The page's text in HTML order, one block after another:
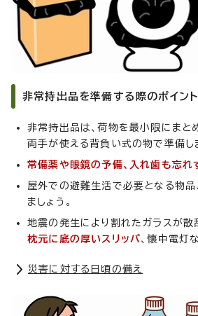
非常持出品を準備する際のポイント
非常持出品は、荷物を最小限にまと
両手が使える背負い式の物で準備し
常備薬や眼鏡の予備、入れ歯も忘れ
屋外での避難生活で必要となる物品
ましょう。
地震の発生により割れたガラスが散
枕元に底の厚いスリッパ、懐中電灯
災害に対する日頃の備え